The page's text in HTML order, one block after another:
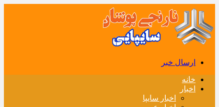
ارسال خبر
خانه
اخبار
اخبار سایپا